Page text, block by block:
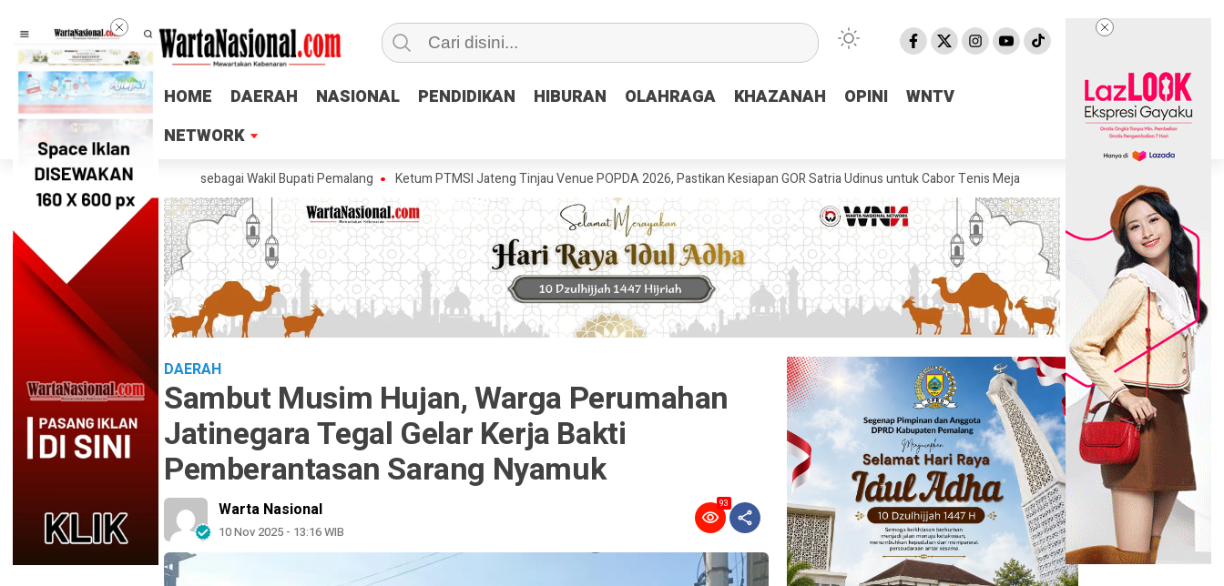
HOME DAERAH NASIONAL PENDIDIKAN HIBURAN OLAHRAGA KHAZANAH OPINI
WNTV
NETWORK
HOME DAERAH NASIONAL PENDIDIKAN HIBURAN OLAHRAGA KHAZANAH OPINI
WNTV
NETWORK
Tak Ingin Maju sebagai Wakil Bupati Pemalang Ketum PTMSI Jateng Tinjau Venue POPDA 2026, Pastikan Kesiapan GOR Satria Udinus untuk Cabor Tenis Meja Fraksi Golkar DPRD Pemalang Salurkan
DAERAH
Sambut Musim Hujan, Warga Perumahan
Jatinegara Tegal Gelar Kerja Bakti
Pemberantasan Sarang Nyamuk
Warta Nasional
10 Nov 2025 - 13:16 WIB
93